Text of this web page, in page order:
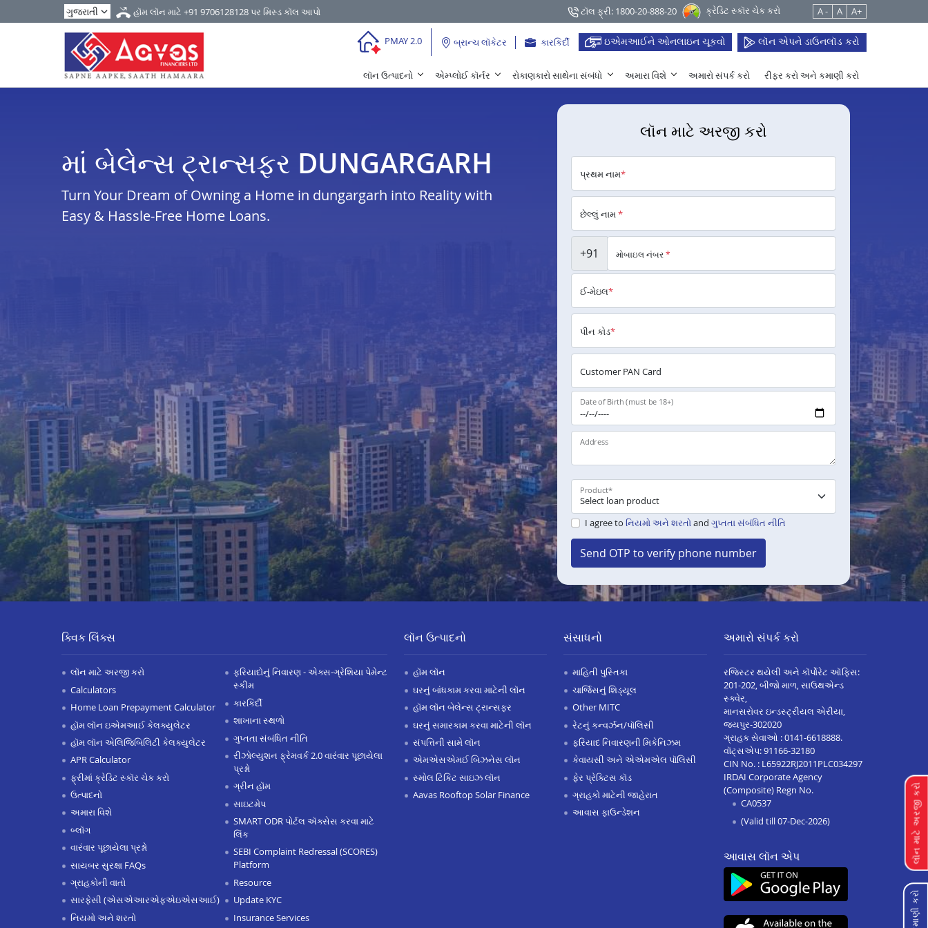
હૉમ લૉન માટે +91 9706128128પર મિસ્ડ કૉલ આપો ટૉલ ફ્રી: 1800-20-888-20 ક્રેડિટ સ્કૉર ચેક કરો A - A A+
PMAY 2.0 બ્રાન્ચ લૉકેટર કારકિર્દી ઇએમઆઈને ઓનલાઇન ચૂકવો લૉન એપને ડાઉનલૉડ કરો
લૉન ઉત્પાદનો એમ્પ્લોઈ કૉર્નર રોકાણકારો સાથેના સંબંધો અમારા વિશે અમારો સંપર્ક કરો રીફર કરો અને કમાણી કરો
માં બેલેન્સ ટ્રાન્સફર DUNGARGARH
Turn Your Dream of Owning a Home in dungargarh into Reality with
Easy & Hassle-Free Home Loans.
લૉન માટે અરજી કરો
પ્રથમ નામ*
છેલ્લું નામ*
+91 મોબાઇલ નંબર*
ઈ-મેઇલ*
પીન કોડ*
Customer PAN Card
Date of Birth (must be 18+)
Address
Product*
I agree to નિયમો અને શરતો and ગુપ્તતા સંબંધિત નીતિ
Send OTP to verify phone number
લૉન માટે અરજી કરો
ક્વિક લિંક્સ
લૉન માટે અરજી કરો
Calculators
Home Loan Prepayment Calculator
હૉમ લૉન ઇએમઆઈ કેલક્યુલેટર
હૉમ લૉન એલિજિબિલિટી કેલક્યુલેટર
APR Calculator
ફ્રીમાં ક્રેડિટ સ્કૉર ચેક કરો
ઉત્પાદનો
અમારા વિશે
બ્લૉગ
વારંવાર પૂછાયેલા પ્રશ્નો
સાયબર સુરક્ષા FAQs
ગ્રાહકોની વાતો
સારફેસી (એસએઆરએફએઇએસઆઈ)
નિયમો અને શરતો
ફરિયાદોનું નિવારણ - એક્સ-ગ્રેશિયા પેમેન્ટ
સ્કીમ
કારકિર્દી
શાખાના સ્થળો
ગુપ્તતા સંબંધિત નીતિ
રીઝોલ્યુશન ફ્રેમવર્ક 2.0 વારંવાર પૂછાયેલા
પ્રશ્નો
ગ્રીન હૉમ
સાઇટમેપ
SMART ODR પોર્ટલ ઍક્સેસ કરવા માટે
લિંક
SEBI Complaint Redressal (SCORES)
Platform
Resource
Update KYC
Insurance Services
લૉન ઉત્પાદનો
હૉમ લૉન
ઘરનું બાંધકામ કરવા માટેની લૉન
હૉમ લૉન બેલેન્સ ટ્રાન્સફર
ઘરનું સમારકામ કરવા માટેની લૉન
સંપત્તિની સામે લૉન
એમએસએમઈ બિઝનેસ લૉન
સ્મોલ ટિકિટ સાઇઝ લૉન
Aavas Rooftop Solar Finance
સંસાધનો
માહિતી પુસ્તિકા
ચાર્જિસનું શિડ્યૂલ
Other MITC
રેટનું કન્વર્ઝન/પૉલિસી
ફરિયાદ નિવારણની મિકેનિઝમ
કેવાયસી અને એએમએલ પૉલિસી
ફેર પ્રેક્ટિસ કૉડ
ગ્રાહકો માટેની જાહેરાત
આવાસ ફાઉન્ડેશન
અમારો સંપર્ક કરો
રજિસ્ટર થયેલી અને કૉર્પોરેટ ઑફિસ:
201-202, બીજો માળ, સાઉથએન્ડ
સ્ક્વેર,
માનસરોવર ઇન્ડસ્ટ્રીયલ એરીયા,
જયપુર-302020
ગ્રાહક સેવાઓ :0141-6618888.
વૉટ્સએપ:91166-32180
CIN No. : L65922RJ2011PLC034297
IRDAI Corporate Agency
(Composite) Regn No.
CA0537
(Valid till 07-Dec-2026)
આવાસ લૉન એપ